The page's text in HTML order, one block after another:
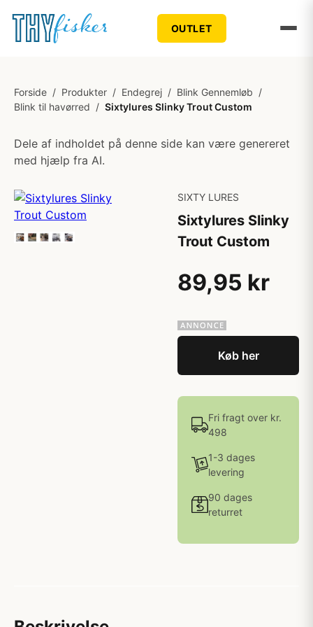
OUTLET
Forside / Produkter / Endegrej / Blink Gennemløb /
Blink til havørred / Sixtylures Slinky Trout Custom
Dele af indholdet på denne side kan være genereret
med hjælp fra AI.
SIXTY LURES
Sixtylures Slinky
Trout Custom
89,95 kr
Køb her
Fri fragt over kr.
498
1-3 dages
levering
90 dages
returret